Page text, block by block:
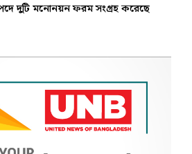
পদে দুটি মনোনয়ন ফরম সংগ্রহ করেছে